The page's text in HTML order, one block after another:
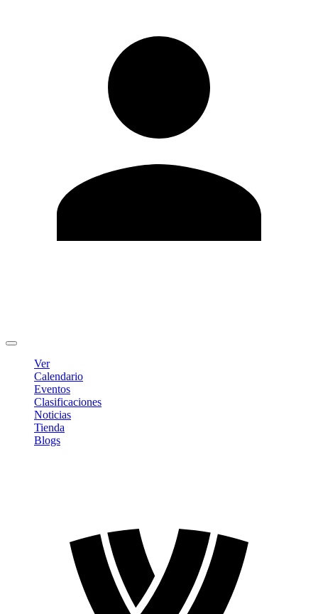
Ver
Calendario
Eventos
Clasificaciones
Noticias
Tienda
Blogs